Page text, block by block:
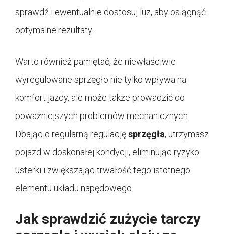
sprawdź i ewentualnie dostosuj luz, aby osiągnąć
optymalne rezultaty.
Warto również pamiętać, że niewłaściwie
wyregulowane sprzęgło nie tylko wpływa na
komfort jazdy, ale może także prowadzić do
poważniejszych problemów mechanicznych.
Dbając o regularną regulacjęsprzęgła, utrzymasz
pojazd w doskonałej kondycji, eliminując ryzyko
usterki i zwiększając trwałość tego istotnego
elementu układu napędowego.
Jak sprawdzić zużycie tarczy